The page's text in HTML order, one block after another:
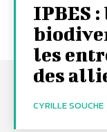
IPBES :
les
des
CYRILLE SOUCHE